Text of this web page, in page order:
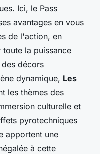
Ici, le Pass
avantages en vous
de l'action, en
la puissance
décors
dynamique, Les
les thèmes des
culturelle et
pyrotechniques
apportent une
à cette